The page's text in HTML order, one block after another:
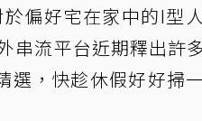
偏好宅在家中的I型
串流平台近期釋出許
選，快趁休假好好掃